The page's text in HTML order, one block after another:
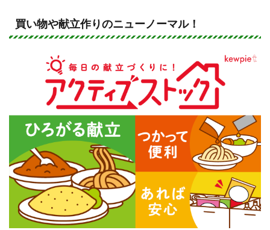
e
c
e
b
o
o
k
買い物や献立作りのニューノーマル！